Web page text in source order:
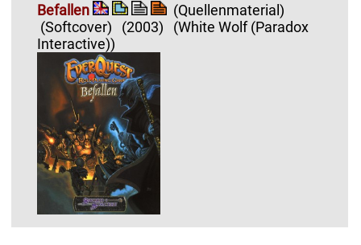
Befallen
(Quellenmaterial)
(Softcover)
(2003)
(White Wolf (Paradox
Interactive))